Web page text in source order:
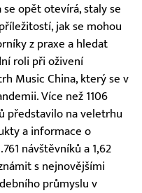
opět otevírá, staly se
jak se mohou
z praxe a hledat
roli při oživení
Music China, který se v
Více než 1106
představilo na veletrhu
a informace o
návštěvníků a 1,62
s nejnovějšími
průmyslu v